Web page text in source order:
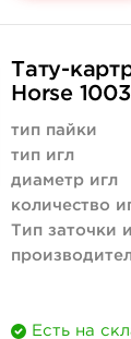
1 870 руб.
купить
Тату-
Horse
тип пайки
тип игл
диаметр игл
количество
Тип заточки
Есть на